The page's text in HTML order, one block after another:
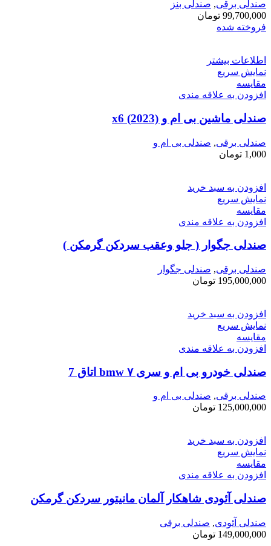
صندلی برقی, صندلی بنز
99,700,000 تومان
فروخته شده
اطلاعات بیشتر
نمایش سریع
مقايسه
افزودن به علاقه مندی
صندلی ماشین بی ام و x6 (2023)
صندلی برقی, صندلی بی ام و
1,000 تومان
افزودن به سبد خرید
نمایش سریع
مقايسه
افزودن به علاقه مندی
صندلی جگوار ( جلو وعقب سردکن گرمکن )
صندلی برقی, صندلی جگوار
195,000,000 تومان
افزودن به سبد خرید
نمایش سریع
مقايسه
افزودن به علاقه مندی
صندلی خودرو بی ام و سری ۷ bmw اتاق ‌7
صندلی برقی, صندلی بی ام و
125,000,000 تومان
افزودن به سبد خرید
نمایش سریع
مقايسه
افزودن به علاقه مندی
صندلی آئودی شاهکار آلمان مانیتور سردکن گرمکن
صندلی آئودی, صندلی برقی
149,000,000 تومان